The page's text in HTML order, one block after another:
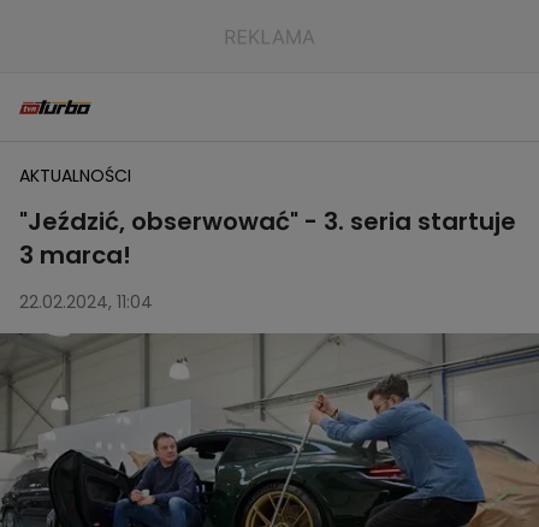
AKTUALNOŚCI
"Jeździć, obserwować" - 3. seria startuje
3 marca!
22.02.2024, 11:04